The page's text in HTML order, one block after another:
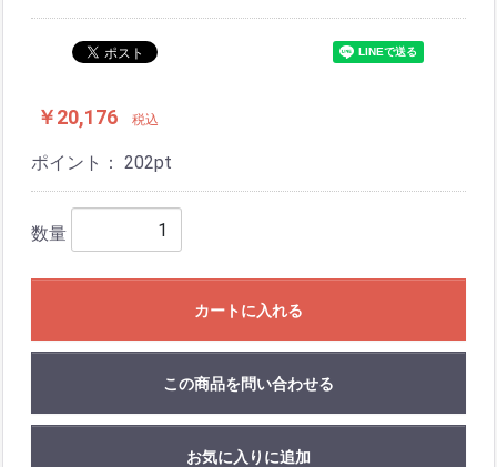
￥20,176 税込
ポイント： 202pt
数量
カートに入れる
この商品を問い合わせる
お気に入りに追加